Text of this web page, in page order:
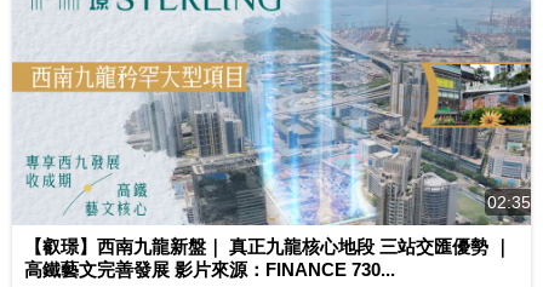
02:35
【叡璟】西南九龍新盤｜ 真正九龍核心地段 三站交匯優勢 ｜
高鐵藝文完善發展 影片來源：FINANCE 730...